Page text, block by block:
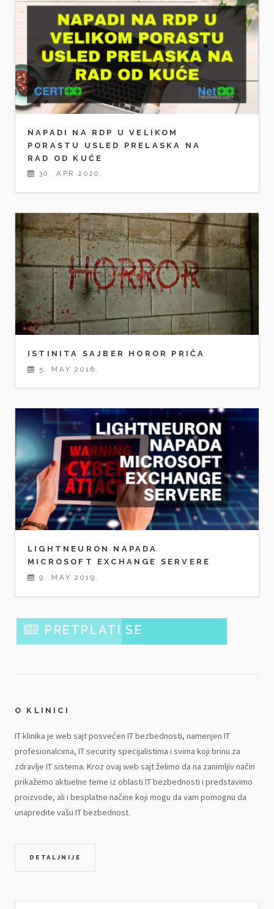
NAPADI NA RDP U VELIKOM
PORASTU USLED PRELASKA NA
RAD OD KUĆE
30. APR 2020.
ISTINITA SAJBER HOROR PRIČA
5. MAY 2016.
LIGHTNEURON NAPADA
MICROSOFT EXCHANGE SERVERE
9. MAY 2019.
PRETPLATI SE
O KLINICI
IT klinika je web sajt posvećen IT bezbednosti, namenjen IT
profesionalcima, IT security specijalistima i svima koji brinu za
zdravlje IT sistema. Kroz ovaj web sajt želimo da na zanimljiv način
prikažemo aktuelne teme iz oblasti IT bezbednosti i predstavimo
proizvode, ali i besplatne načine koji mogu da vam pomognu da
unapredite vašu IT bezbednost.
DETALJNIJE